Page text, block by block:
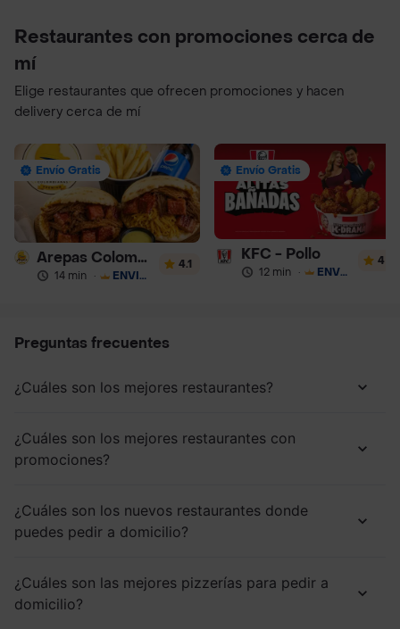
Restaurantes con promociones cerca de
mí
Elige restaurantes que ofrecen promociones y hacen
delivery cerca de mí
Envío Gratis
Arepas Colombianas Premium
14 min · ENVÍO GRATIS
4.1
Envío Gratis
KFC - Pollo
12 min · ENVÍO GRATIS
4
Preguntas frecuentes
¿Cuáles son los mejores restaurantes?
¿Cuáles son los mejores restaurantes con
promociones?
¿Cuáles son los nuevos restaurantes donde
puedes pedir a domicilio?
¿Cuáles son las mejores pizzerías para pedir a
domicilio?